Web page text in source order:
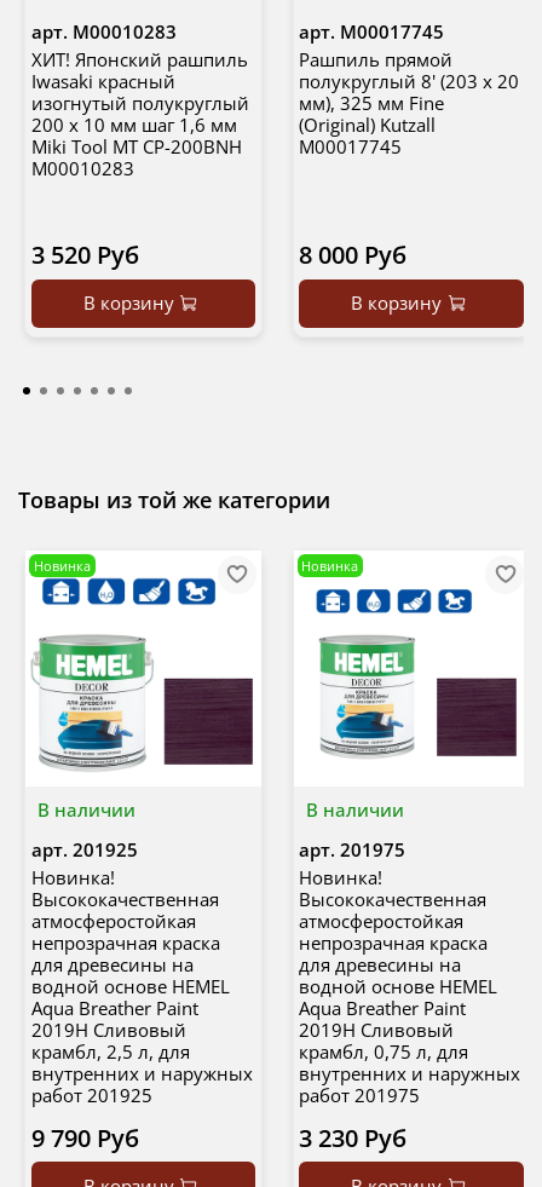
арт. М00010283
ХИТ! Японский рашпиль
Iwasaki красный
изогнутый полукруглый
200 х 10 мм шаг 1,6 мм
Miki Tool MT CP-200BNH
М00010283
3 520 Руб
В корзину
арт. М00017745
Рашпиль прямой
полукруглый 8' (203 х 20
мм), 325 мм Fine
(Original) Kutzall
М00017745
8 000 Руб
В корзину
Товары из той же категории
В наличии
Новинка
арт. 201925
Новинка!
Высококачественная
атмосферостойкая
непрозрачная краска
для древесины на
водной основе HEMEL
Aqua Breather Paint
2019H Сливовый
крамбл, 2,5 л, для
внутренних и наружных
работ 201925
9 790 Руб
В наличии
Новинка
арт. 201975
Новинка!
Высококачественная
атмосферостойкая
непрозрачная краска
для древесины на
водной основе HEMEL
Aqua Breather Paint
2019H Сливовый
крамбл, 0,75 л, для
внутренних и наружных
работ 201975
3 230 Руб